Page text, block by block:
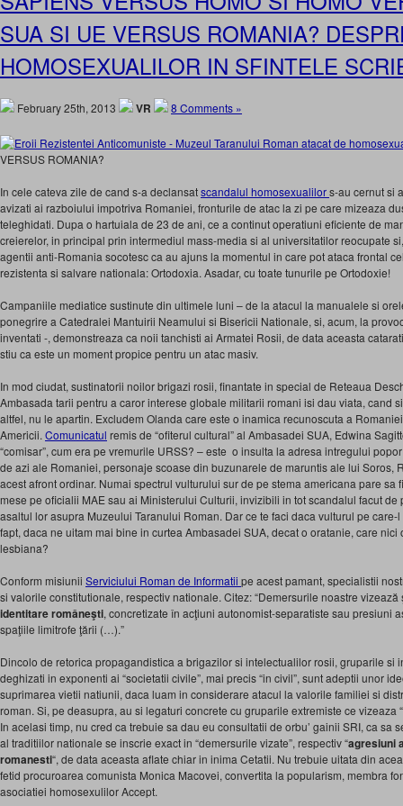
SUA SI UE VERSUS ROMANIA?
HOMOSEXUALILOR IN SFINTELE
February 25th, 2013 VR 8 Comments »
VERSUS ROMANIA?
In cele cateva zile de cand s-a declansatscandalul homosexualilors-au cernut si
avizati ai razboiului impotriva Romaniei, fronturile de atac la zi pe care mizeaza
teleghidati. Dupa o hartuiala de 23 de ani, ce a continut operatiuni eficiente de
creierelor, in principal prin intermediul mass-media si al universitatilor reocupate
agentii anti-Romania socotesc ca au ajuns la momentul in care pot ataca frontal
rezistenta si salvare nationala: Ortodoxia. Asadar, cu toate tunurile pe Ortodoxie!
Campaniile mediatice sustinute din ultimele luni – de la atacul la manualele si
ponegrire a Catedralei Mantuirii Neamului si Bisericii Nationale, si, acum, la
inventati -, demonstreaza ca noii tanchisti ai Armatei Rosii, de data aceasta
stiu ca este un moment propice pentru un atac masiv.
In mod ciudat, sustinatorii noilor brigazi rosii, finantate in special de Reteaua
Ambasada tarii pentru a caror interese globale militarii romani isi dau viata, cand
altfel, nu le apartin. Excludem Olanda care este o inamica recunoscuta a
Americii. Comunicatul remis de “ofiterul cultural” al Ambasadei SUA, Edwina
“comisar”, cum era pe vremurile URSS? – este o insulta la adresa intregului
de azi ale Romaniei, personaje scoase din buzunarele de maruntis ale lui Soros,
acest afront ordinar. Numai spectrul vulturului sur de pe stema americana pare sa
mese pe oficialii MAE sau ai Ministerului Culturii, invizibili in tot scandalul facut
asaltul lor asupra Muzeului Taranului Roman. Dar ce te faci daca vulturul pe
fapt, daca ne uitam mai bine in curtea Ambasadei SUA, decat o oratanie, care
lesbiana?
Conform misiunii Serviciului Roman de Informatii pe acest pamant, specialistii
si valorile constitutionale, respectiv nationale. Citez: “Demersurile noastre vizează
identitare româneşti, concretizate în acţiuni autonomist-separatiste sau presiuni
spaţiile limitrofe ţării (…).”
Dincolo de retorica propagandistica a brigazilor si intelectualilor rosii, gruparile si
deghizati in exponenti ai “societatii civile”, mai precis “in civil”, sunt adeptii unor
suprimarea vietii natiunii, daca luam in considerare atacul la valorile familiei si
roman. Si, pe deasupra, au si legaturi concrete cu gruparile extremiste ce vizeaza
In acelasi timp, nu cred ca trebuie sa dau eu consultatii de orbu’ gainii SRI, ca sa
al traditiilor nationale se inscrie exact in “demersurile vizate”, respectiv “agresiuni
romanesti“, de data aceasta aflate chiar in inima Cetatii. Nu trebuie uitata din
fetid procuroarea comunista Monica Macovei, convertita la popularism, membra
asociatiei homosexulilor Accept.